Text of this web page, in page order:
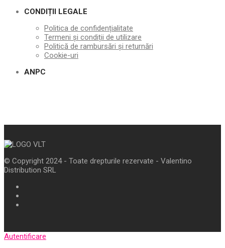
CONDIȚII LEGALE
Politica de confidențialitate
Termeni și condiții de utilizare
Politică de rambursări și returnări
Cookie-uri
ANPC
© Copyright 2024 - Toate drepturile rezervate - Valentino
Distribution SRL
Autentificare